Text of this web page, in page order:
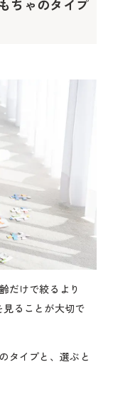
ちゃのタイプ
だけで絞るより
ることが大切で
タイプと、選ぶと